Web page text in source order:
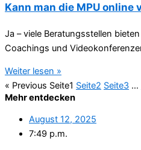
Kann man die MPU online
Ja – viele Beratungsstellen
Coachings und
Weiter lesen »
« Previous Seite1 Seite2 Seite3 …
Mehr entdecken
August 12, 2025
7:49 p.m.